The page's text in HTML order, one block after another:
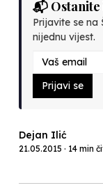
📬
Prijavite se na
nijednu vijest.
Prijavi se
Dejan Ilić
21.05.2015 · 14 min